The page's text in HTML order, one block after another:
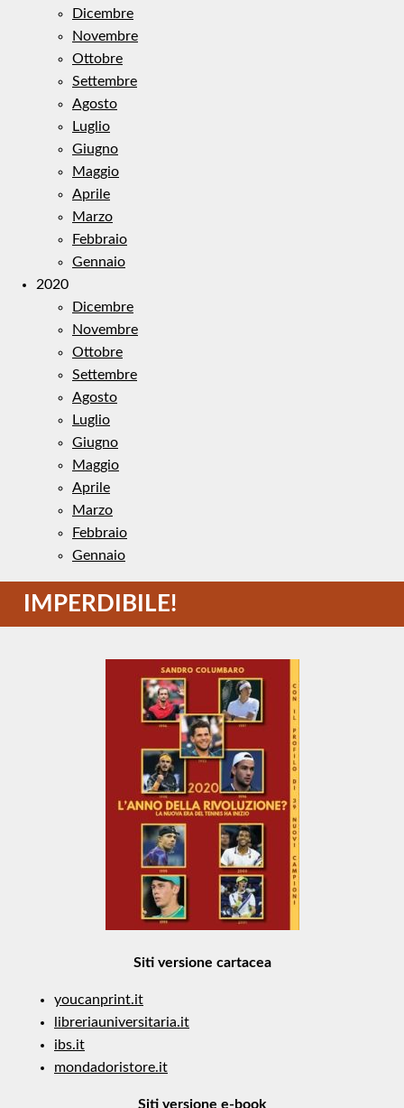
Dicembre
Novembre
Ottobre
Settembre
Agosto
Luglio
Giugno
Maggio
Aprile
Marzo
Febbraio
Gennaio
2020
Dicembre
Novembre
Ottobre
Settembre
Agosto
Luglio
Giugno
Maggio
Aprile
Marzo
Febbraio
Gennaio
IMPERDIBILE!
Siti versione cartacea
youcanprint.it
libreriauniversitaria.it
ibs.it
mondadoristore.it
Siti versione e-book